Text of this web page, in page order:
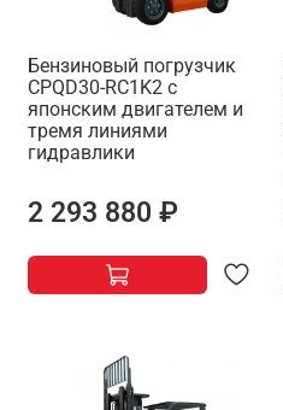
Бензиновый погрузчик
CPQD30-RC1K2 с
японским двигателем и
тремя линиями
гидравлики
2 293 880 ₽